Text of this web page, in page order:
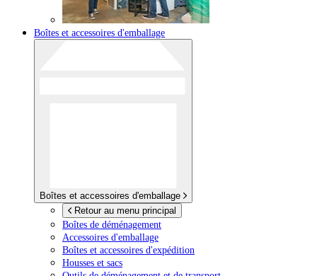
Boîtes et accessoires d'emballage
Boîtes et accessoires d'emballage
Retour au menu principal
Boîtes de déménagement
Accessoires d'emballage
Boîtes et accessoires d'expédition
Housses et sacs